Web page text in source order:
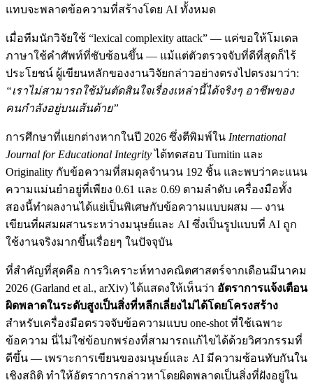
แทบจะพลาดข้อความที่สร้างโดย AI ทั้งหมด
เมื่อทีมนักวิจัยใช้ “lexical complexity attack” — แค่ขอให้โมเดล
ภาษาใช้คำศัพท์ที่ซับซ้อนขึ้น — แม้แต่ตัวตรวจจับที่ดีที่สุดก็ไร้
ประโยชน์ ผู้เขียนหลักของงานวิจัยกล่าวอย่างตรงไปตรงมาว่า:
“เราไม่สามารถใช้มันตัดสินใจเรื่องเหล่านี้ได้จริงๆ อาชีพของ
คนกำลังอยู่บนเส้นด้าย”
การศึกษาที่แยกต่างหากในปี 2026 ซึ่งตีพิมพ์ใน International
Journal for Educational Integrityได้ทดสอบ Turnitin และ
Originality กับข้อความที่สมดุลจำนวน 192 ชิ้น และพบว่าคะแนน
ความแม่นยำอยู่ที่เพียง 0.61 และ 0.69 ตามลำดับ เครื่องมือทั้ง
สองนี้ทำผลงานได้แย่เป็นพิเศษกับข้อความแบบผสม — งาน
เขียนที่ผสมผสานระหว่างมนุษย์และ AI ซึ่งเป็นรูปแบบที่ AI ถูก
ใช้งานจริงมากขึ้นเรื่อยๆ ในปัจจุบัน
ที่สำคัญที่สุดคือ การวิเคราะห์ทางคณิตศาสตร์จากเดือนมีนาคม
2026 (Garland et al., arXiv) ได้แสดงให้เห็นว่า อัตราการแจ้งเตือน
ผิดพลาดในระดับสูงเป็นสิ่งที่หลีกเลี่ยงไม่ได้โดยโครงสร้าง
สำหรับเครื่องมือตรวจจับข้อความแบบ one-shot ที่ใช้เฉพาะ
ข้อความ นี่ไม่ใช่ข้อบกพร่องที่สามารถแก้ไขได้ด้วยวิศวกรรมที่
ดีขึ้น — เพราะการเขียนของมนุษย์และ AI มีความซ้อนทับกันใน
เชิงสถิติ ทำให้อัตราการกล่าวหาโดยผิดพลาดเป็นสิ่งที่ฝังอยู่ใน